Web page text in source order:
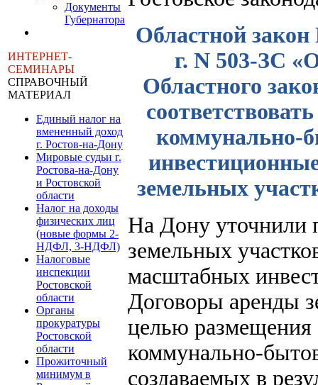
Документы
Губернатора
ИНТЕРНЕТ-
СЕМИНАРЫ
СПРАВОЧНЫЙ
МАТЕРИАЛ
Единый налог на
вмененный доход
г. Ростов-на-Дону
Мировые судьи г.
Ростова-на-Дону
и Ростовской
области
Налог на доходы
физических лиц
(новые формы 2-
НДФЛ, 3-НДФЛ)
Налоговые
инспекции
Ростовской
области
Органы
прокуратуры
Ростовской
области
Прожиточный
минимум в
Областной закон
г. N 503-ЗС
Областного
коммунально-
земельных
На Дону уточнили
земельных
масштабных
Договоры аренды
целью размещения
коммунально-
создаваемых в